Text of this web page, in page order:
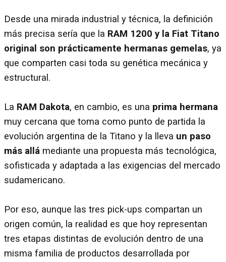
Desde una mirada industrial y técnica, la definición
más precisa sería que la RAM 1200 y la Fiat Titano
original son prácticamente hermanas gemelas, ya
que comparten casi toda su genética mecánica y
estructural.
La RAM Dakota, en cambio, es una prima hermana
muy cercana que toma como punto de partida la
evolución argentina de la Titano y la lleva un paso
más allá mediante una propuesta más tecnológica,
sofisticada y adaptada a las exigencias del mercado
sudamericano.
Por eso, aunque las tres pick-ups compartan un
origen común, la realidad es que hoy representan
tres etapas distintas de evolución dentro de una
misma familia de productos desarrollada por